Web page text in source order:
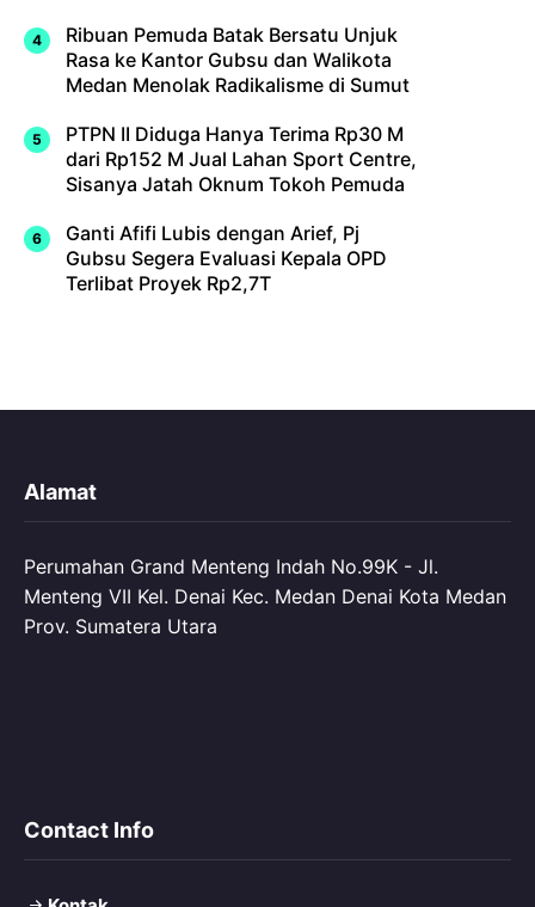
Ribuan Pemuda Batak Bersatu Unjuk
Rasa ke Kantor Gubsu dan Walikota
Medan Menolak Radikalisme di Sumut
PTPN II Diduga Hanya Terima Rp30 M
dari Rp152 M Jual Lahan Sport Centre,
Sisanya Jatah Oknum Tokoh Pemuda
Ganti Afifi Lubis dengan Arief, Pj
Gubsu Segera Evaluasi Kepala OPD
Terlibat Proyek Rp2,7T
Alamat
Perumahan Grand Menteng Indah No.99K - Jl.
Menteng VII Kel. Denai Kec. Medan Denai Kota Medan
Prov. Sumatera Utara
Contact Info